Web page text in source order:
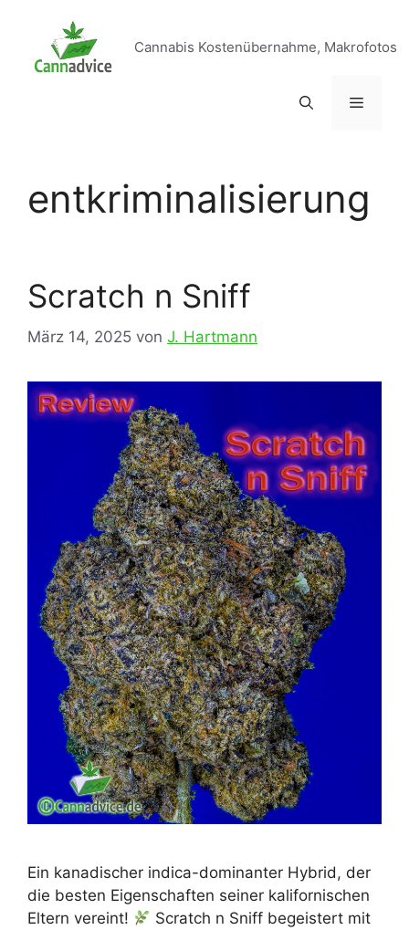
springen
Cannabis Kostenübernahme, Makrofotos
Menü
entkriminalisierung
Scratch n Sniff
März 14, 2025 von J. Hartmann
Ein kanadischer indica-dominanter Hybrid, der
die besten Eigenschaften seiner kalifornischen
Eltern vereint!
Scratch n Sniff begeistert mit